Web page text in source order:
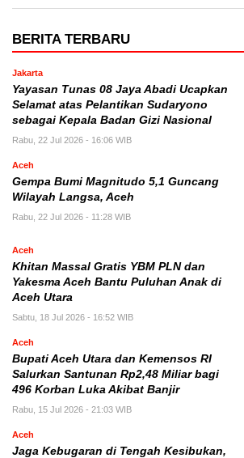
BERITA TERBARU
Jakarta
Yayasan Tunas 08 Jaya Abadi Ucapkan
Selamat atas Pelantikan Sudaryono
sebagai Kepala Badan Gizi Nasional
Rabu, 22 Jul 2026 - 16:06 WIB
Aceh
Gempa Bumi Magnitudo 5,1 Guncang
Wilayah Langsa, Aceh
Rabu, 22 Jul 2026 - 11:28 WIB
Aceh
Khitan Massal Gratis YBM PLN dan
Yakesma Aceh Bantu Puluhan Anak di
Aceh Utara
Sabtu, 18 Jul 2026 - 16:52 WIB
Aceh
Bupati Aceh Utara dan Kemensos RI
Salurkan Santunan Rp2,48 Miliar bagi
496 Korban Luka Akibat Banjir
Rabu, 15 Jul 2026 - 21:03 WIB
Aceh
Jaga Kebugaran di Tengah Kesibukan,